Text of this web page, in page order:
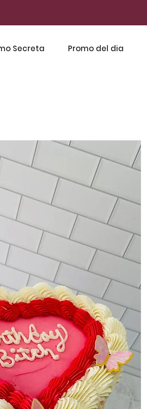
Secreta Promo del dia